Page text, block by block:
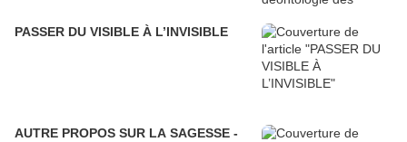
PASSER DU VISIBLE À L’INVISIBLE
AUTRE PROPOS SUR LA SAGESSE -